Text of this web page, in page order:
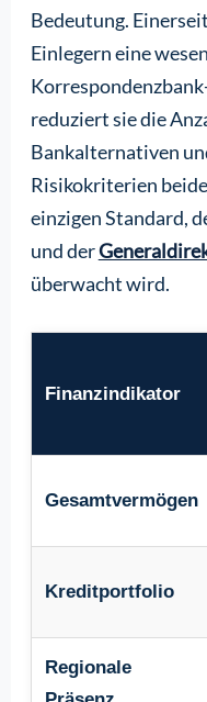
Bedeutung.
Einlegern eine
reduziert sie die
Bankalternativen
Risikokriterien
einzigen Standard,
und der
überwacht wird.
Finanzindikator
Gesamtvermögen
Kreditportfolio
Regionale